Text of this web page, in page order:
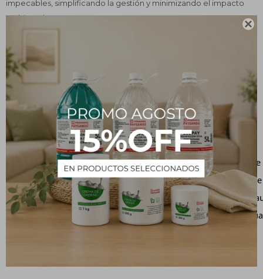

impecables, simplificando la gestión y minimizando el impacto
ambiental.
Instrucciones de uso:
Desinfectante y limpieza pesada:
Remover el polvo y arena de la superficie con ayuda
Diluir en agua. Recomendamos diluciones máximas
Aplicar la solución en la superficie a ser limpiada con
Dejar actuar 5 minutos. Enjuagar la superficie con